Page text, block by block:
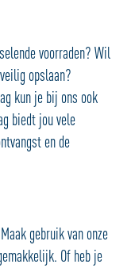
voorraden? Wil
opslaan?
kun je bij ons ook
biedt jou vele
en de
gebruik van onze
Of heb je